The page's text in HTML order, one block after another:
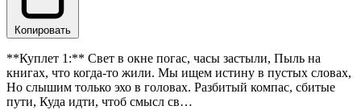
Копировать
**Куплет 1:** Свет в окне погас, часы застыли, Пыль на
книгах, что когда-то жили. Мы ищем истину в пустых словах,
Но слышим только эхо в головах. Разбитый компас, сбитые
пути, Куда идти, чтоб смысл св…